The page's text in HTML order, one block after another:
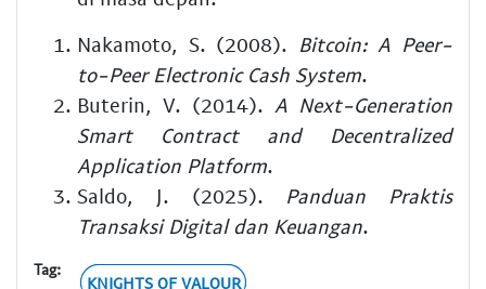
Nakamoto, S. (2008). Bitcoin: A Peer-
to-Peer Electronic Cash System.
Buterin, V. (2014). A Next-Generation
Smart Contract and Decentralized
Application Platform.
Saldo, J. (2025). Panduan Praktis
Transaksi Digital dan Keuangan.
Tag:
KNIGHTS OF VALOUR